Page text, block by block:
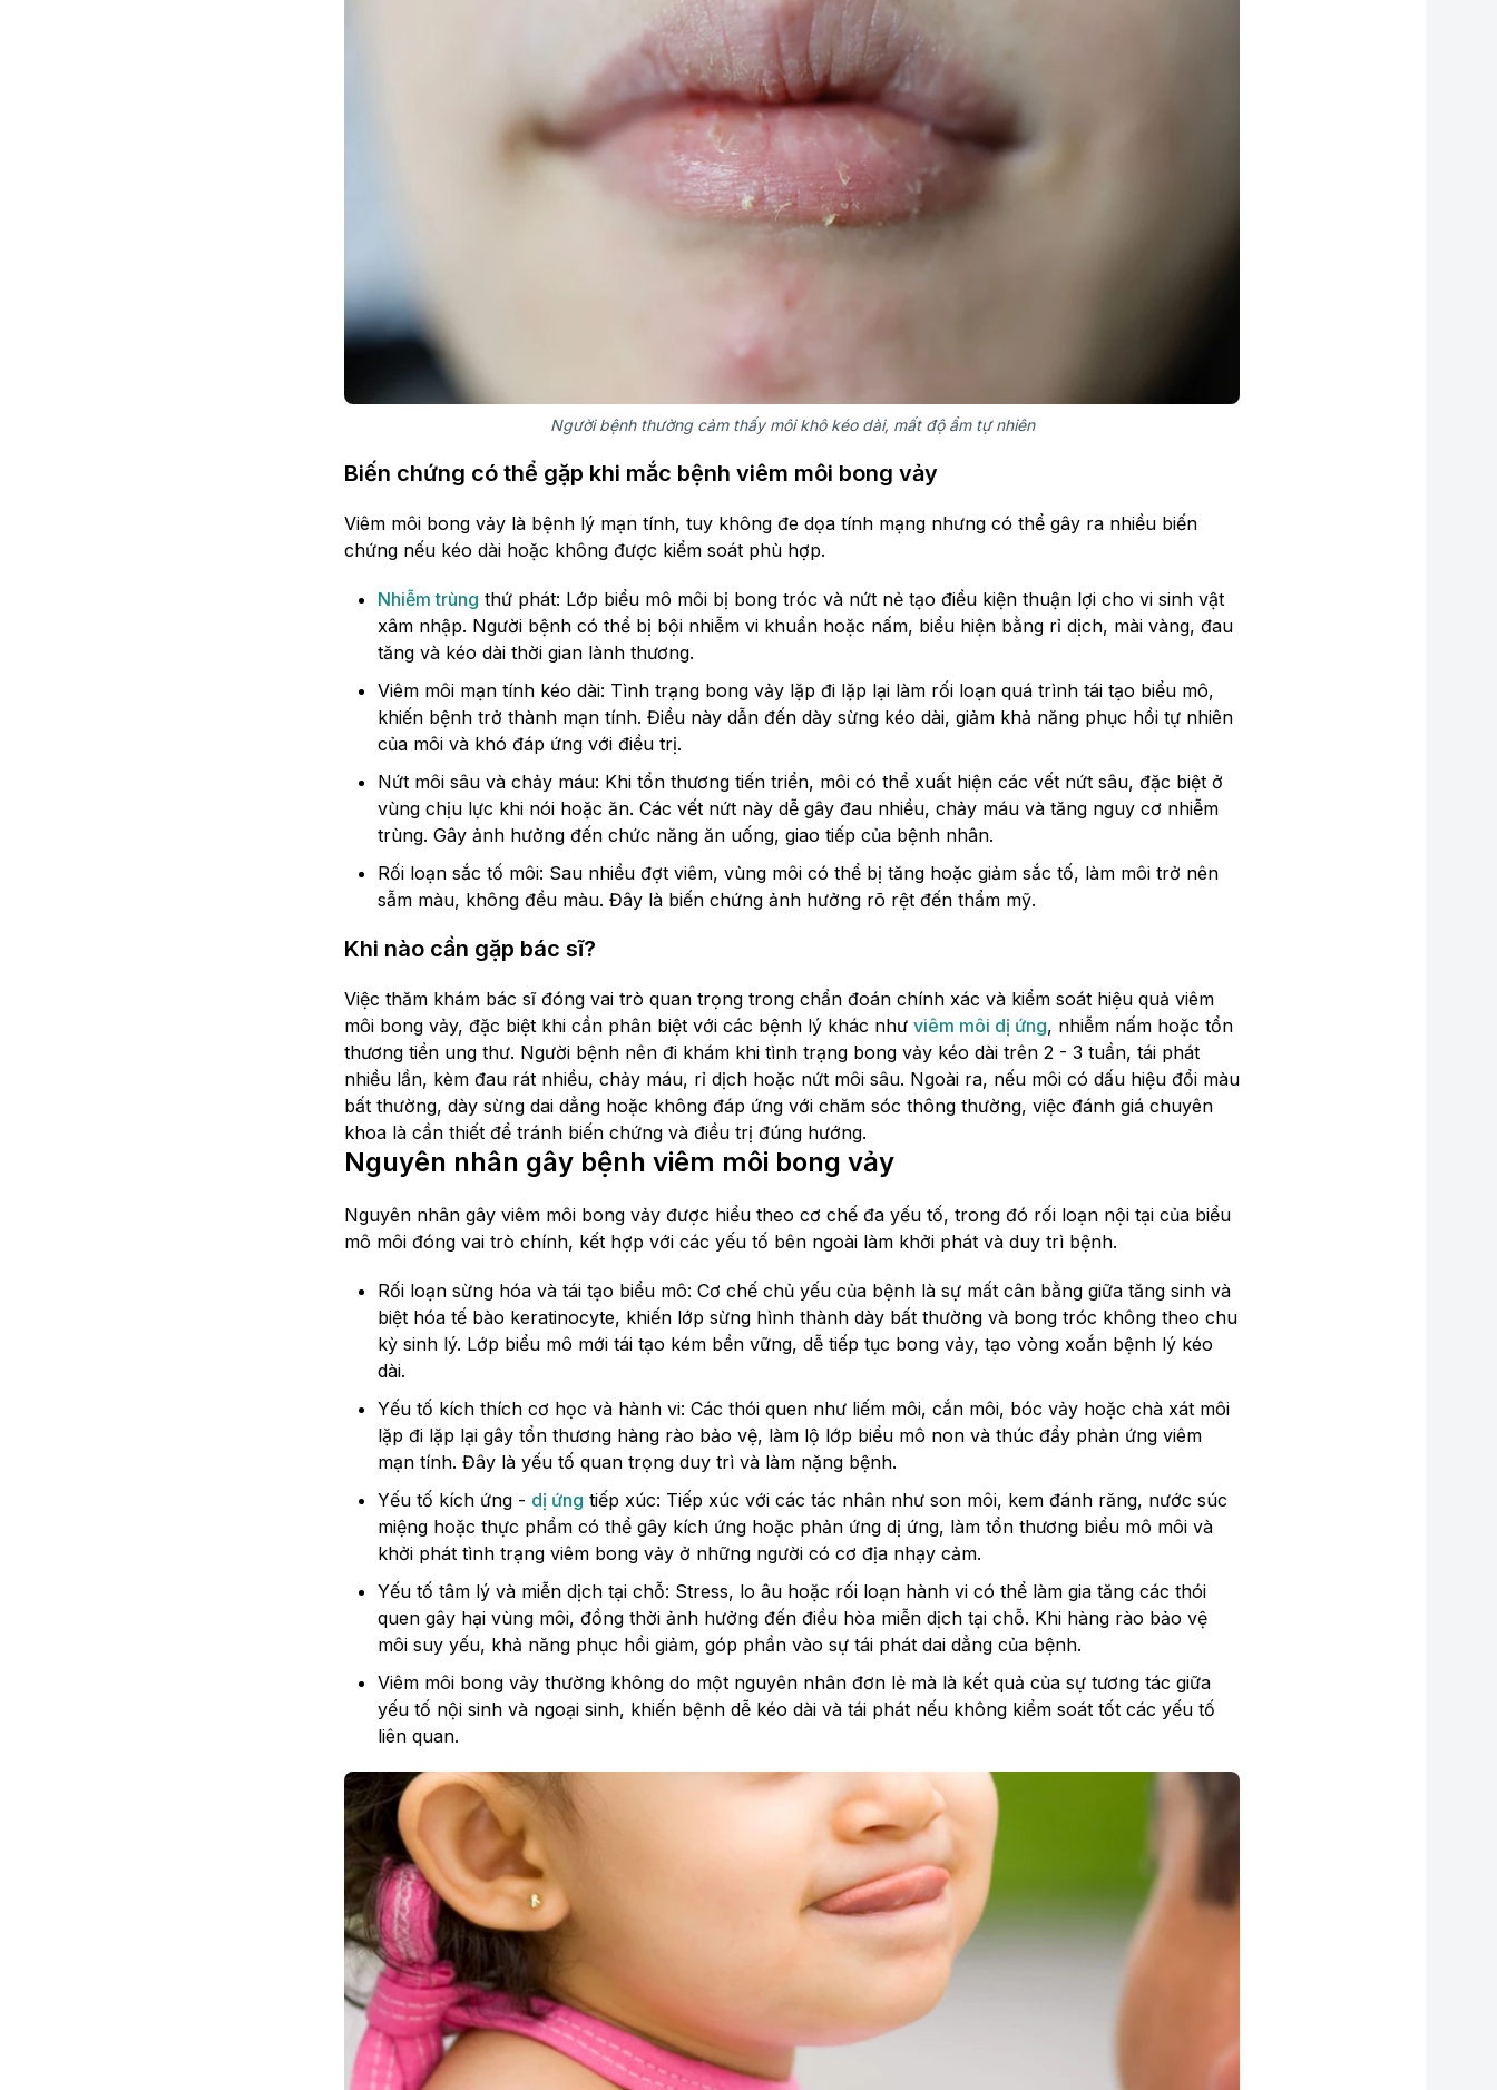
Người bệnh thường cảm thấy môi khô kéo dài, mất độ ẩm tự nhiên
Biến chứng có thể gặp khi mắc bệnh viêm môi bong vảy
Viêm môi bong vảy là bệnh lý mạn tính, tuy không đe dọa tính mạng nhưng có thể gây ra nhiều biến
chứng nếu kéo dài hoặc không được kiểm soát phù hợp.
Nhiễm trùng thứ phát: Lớp biểu mô môi bị bong tróc và nứt nẻ tạo điều kiện thuận lợi cho vi sinh vật
xâm nhập. Người bệnh có thể bị bội nhiễm vi khuẩn hoặc nấm, biểu hiện bằng rỉ dịch, mài vàng, đau
tăng và kéo dài thời gian lành thương.
Viêm môi mạn tính kéo dài: Tình trạng bong vảy lặp đi lặp lại làm rối loạn quá trình tái tạo biểu mô,
khiến bệnh trở thành mạn tính. Điều này dẫn đến dày sừng kéo dài, giảm khả năng phục hồi tự nhiên
của môi và khó đáp ứng với điều trị.
Nứt môi sâu và chảy máu: Khi tổn thương tiến triển, môi có thể xuất hiện các vết nứt sâu, đặc biệt ở
vùng chịu lực khi nói hoặc ăn. Các vết nứt này dễ gây đau nhiều, chảy máu và tăng nguy cơ nhiễm
trùng. Gây ảnh hưởng đến chức năng ăn uống, giao tiếp của bệnh nhân.
Rối loạn sắc tố môi: Sau nhiều đợt viêm, vùng môi có thể bị tăng hoặc giảm sắc tố, làm môi trở nên
sẫm màu, không đều màu. Đây là biến chứng ảnh hưởng rõ rệt đến thẩm mỹ.
Khi nào cần gặp bác sĩ?
Việc thăm khám bác sĩ đóng vai trò quan trọng trong chẩn đoán chính xác và kiểm soát hiệu quả viêm
môi bong vảy, đặc biệt khi cần phân biệt với các bệnh lý khác như viêm môi dị ứng, nhiễm nấm hoặc tổn
thương tiền ung thư. Người bệnh nên đi khám khi tình trạng bong vảy kéo dài trên 2 - 3 tuần, tái phát
nhiều lần, kèm đau rát nhiều, chảy máu, rỉ dịch hoặc nứt môi sâu. Ngoài ra, nếu môi có dấu hiệu đổi màu
bất thường, dày sừng dai dẳng hoặc không đáp ứng với chăm sóc thông thường, việc đánh giá chuyên
khoa là cần thiết để tránh biến chứng và điều trị đúng hướng.
Nguyên nhân gây bệnh viêm môi bong vảy
Nguyên nhân gây viêm môi bong vảy được hiểu theo cơ chế đa yếu tố, trong đó rối loạn nội tại của biểu
mô môi đóng vai trò chính, kết hợp với các yếu tố bên ngoài làm khởi phát và duy trì bệnh.
Rối loạn sừng hóa và tái tạo biểu mô: Cơ chế chủ yếu của bệnh là sự mất cân bằng giữa tăng sinh và
biệt hóa tế bào keratinocyte, khiến lớp sừng hình thành dày bất thường và bong tróc không theo chu
kỳ sinh lý. Lớp biểu mô mới tái tạo kém bền vững, dễ tiếp tục bong vảy, tạo vòng xoắn bệnh lý kéo
dài.
Yếu tố kích thích cơ học và hành vi: Các thói quen như liếm môi, cắn môi, bóc vảy hoặc chà xát môi
lặp đi lặp lại gây tổn thương hàng rào bảo vệ, làm lộ lớp biểu mô non và thúc đẩy phản ứng viêm
mạn tính. Đây là yếu tố quan trọng duy trì và làm nặng bệnh.
Yếu tố kích ứng - dị ứng tiếp xúc: Tiếp xúc với các tác nhân như son môi, kem đánh răng, nước súc
miệng hoặc thực phẩm có thể gây kích ứng hoặc phản ứng dị ứng, làm tổn thương biểu mô môi và
khởi phát tình trạng viêm bong vảy ở những người có cơ địa nhạy cảm.
Yếu tố tâm lý và miễn dịch tại chỗ: Stress, lo âu hoặc rối loạn hành vi có thể làm gia tăng các thói
quen gây hại vùng môi, đồng thời ảnh hưởng đến điều hòa miễn dịch tại chỗ. Khi hàng rào bảo vệ
môi suy yếu, khả năng phục hồi giảm, góp phần vào sự tái phát dai dẳng của bệnh.
Viêm môi bong vảy thường không do một nguyên nhân đơn lẻ mà là kết quả của sự tương tác giữa
yếu tố nội sinh và ngoại sinh, khiến bệnh dễ kéo dài và tái phát nếu không kiểm soát tốt các yếu tố
liên quan.